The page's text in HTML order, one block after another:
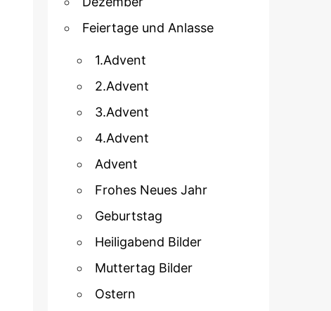
Feiertage und Anlasse
1.Advent
2.Advent
3.Advent
4.Advent
Advent
Frohes Neues Jahr
Geburtstag
Heiligabend Bilder
Muttertag Bilder
Ostern